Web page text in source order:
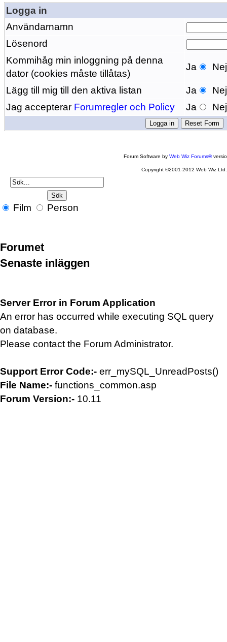
Logga in
Användarnamn
Lösenord
Kommihåg min inloggning på denna
dator (cookies måste tillåtas)
Ja Nej
Lägg till mig till den aktiva listan Ja
Nej
Jag accepterar Forumregler och Policy Ja Nej
Forum Software byWeb Wiz Forums®
Copyright ©2001-2012 Web Wiz Ltd.
Film Person
Forumet
Senaste inläggen
Server Error in Forum Application
An error has occurred while executing SQL query
on database.
Please contact the Forum Administrator.
Support Error Code:- err_mySQL_UnreadPosts()
File Name:- functions_common.asp
Forum Version:- 10.11